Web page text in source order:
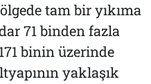
tam bir yıkıma
71 binden fazla
binin üzerinde
yaklaşık